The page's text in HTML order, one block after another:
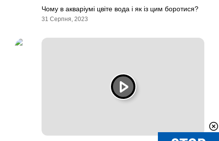
Чому в акваріумі цвіте вода і як із цим боротися?
31 Серпня, 2023